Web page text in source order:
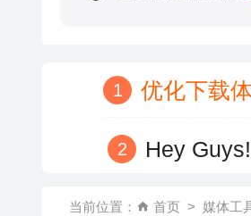
优化下载
Hey
当前位置： 首页 媒体工